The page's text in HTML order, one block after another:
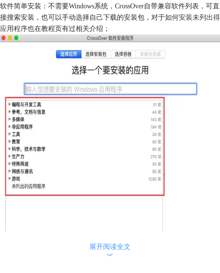
软件简单安装：不需要Windows系统，CrossOver自带兼容软件列表，可直
接搜索安装，也可以手动选择自己下载的安装包，对于如何安装未列出得
应用程序也在教程页有过相关介绍；
展开阅读全文
︾